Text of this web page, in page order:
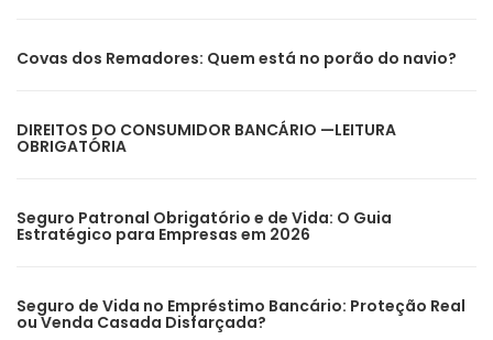
Covas dos Remadores: Quem está no porão do navio?
DIREITOS DO CONSUMIDOR BANCÁRIO —LEITURA
OBRIGATÓRIA
Seguro Patronal Obrigatório e de Vida: O Guia
Estratégico para Empresas em 2026
Seguro de Vida no Empréstimo Bancário: Proteção Real
ou Venda Casada Disfarçada?